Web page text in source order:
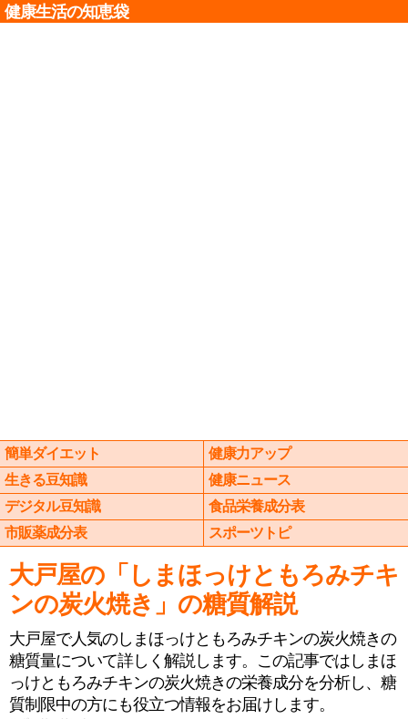
健康生活の知恵袋
簡単ダイエット
健康力アップ
生きる豆知識
健康ニュース
デジタル豆知識
食品栄養成分表
市販薬成分表
スポーツトピ
大戸屋の「しまほっけともろみチキ
ンの炭火焼き」の糖質解説
大戸屋で人気のしまほっけともろみチキンの炭火焼きの
糖質量について詳しく解説します。この記事ではしまほ
っけともろみチキンの炭火焼きの栄養成分を分析し、糖
質制限中の方にも役立つ情報をお届けします。